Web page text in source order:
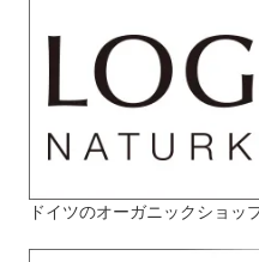
ドイツのオーガニックショッ